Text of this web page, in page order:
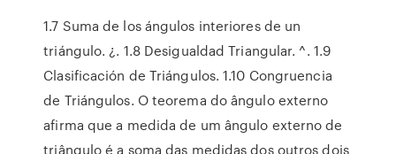
1.7 Suma de los ángulos interiores de un
triángulo. ¿. 1.8 Desigualdad Triangular. ^. 1.9
Clasificación de Triángulos. 1.10 Congruencia
de Triángulos. O teorema do ângulo externo
afirma que a medida de um ângulo externo de
triângulo é a soma das medidas dos outros dois